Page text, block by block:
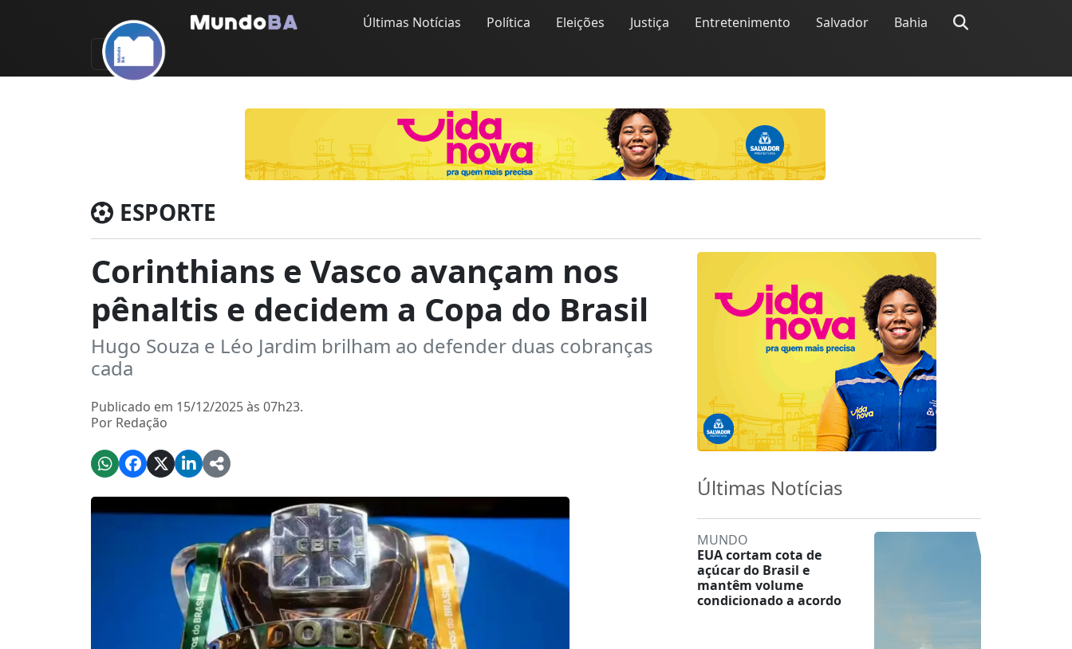
Últimas Notícias Política Eleições Justiça Entretenimento Salvador Bahia
ESPORTE
Corinthians e Vasco avançam nos
pênaltis e decidem a Copa do Brasil
Hugo Souza e Léo Jardim brilham ao defender duas cobranças
cada
Publicado em 15/12/2025 às 07h23.
Por Redação
Últimas Notícias
MUNDO
EUA cortam cota de
açúcar do Brasil e
mantêm volume
condicionado a acordo